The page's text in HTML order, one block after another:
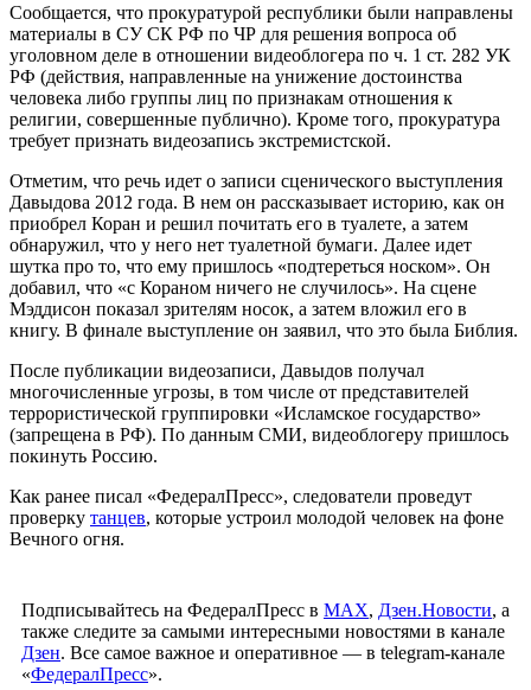
Сообщается, что прокуратурой республики были направлены
материалы в СУ СК РФ по ЧР для решения вопроса об
уголовном деле в отношении видеоблогера по ч. 1 ст. 282 УК
РФ (действия, направленные на унижение достоинства
человека либо группы лиц по признакам отношения к
религии, совершенные публично). Кроме того, прокуратура
требует признать видеозапись экстремистской.
Отметим, что речь идет о записи сценического выступления
Давыдова 2012 года. В нем он рассказывает историю, как он
приобрел Коран и решил почитать его в туалете, а затем
обнаружил, что у него нет туалетной бумаги. Далее идет
шутка про то, что ему пришлось «подтереться носком». Он
добавил, что «с Кораном ничего не случилось». На сцене
Мэддисон показал зрителям носок, а затем вложил его в
книгу. В финале выступление он заявил, что это была Библия.
После публикации видеозаписи, Давыдов получал
многочисленные угрозы, в том числе от представителей
террористической группировки «Исламское государство»
(запрещена в РФ). По данным СМИ, видеоблогеру пришлось
покинуть Россию.
Как ранее писал «ФедералПресс», следователи проведут
проверку танцев, которые устроил молодой человек на фоне
Вечного огня.
Подписывайтесь на ФедералПресс в МАХ, Дзен.Новости, а
также следите за самыми интересными новостями в канале
Дзен. Все самое важное и оперативное — в telegram-канале
«ФедералПресс».